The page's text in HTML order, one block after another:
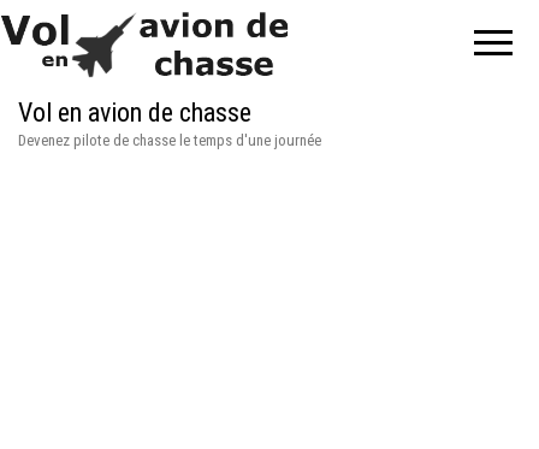
Vol en avion de chasse
Devenez pilote de chasse le temps d'une journée